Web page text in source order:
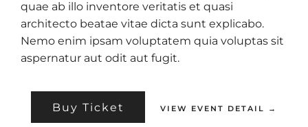
quae ab illo inventore veritatis et quasi
architecto beatae vitae dicta sunt explicabo.
Nemo enim ipsam voluptatem quia voluptas sit
aspernatur aut odit aut fugit.
Buy Ticket VIEW EVENT DETAIL →